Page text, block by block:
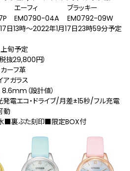
エーフィ
ブラッキー
EM0790-04A
EM0792-09W
日13時～2022年1月17日23時59分予定
旬予定
抜29,800円）
ーフ革
アガラス
（設計値）
電エコ・ドライブ/月差±15秒/フル充電
動
■裏ぶた刻印■限定BOX付